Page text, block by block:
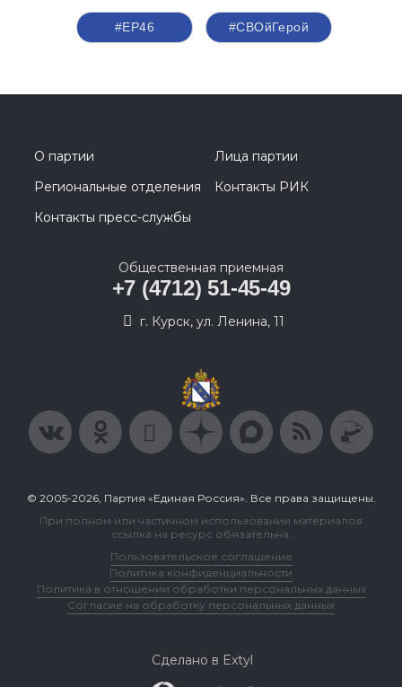
#ЕР46 #СВОйГерой
О партии
Лица партии
Региональные отделения
Контакты РИК
Контакты пресс-службы
Общественная приемная
+7 (4712) 51-45-49
г. Курск, ул. Ленина, 11
© 2005-2026, Партия «Единая Россия». Все права защищены.
При полном или частичном использовании материалов
ссылка на ресурс обязательна.
Пользовательское соглашение
Политика конфиденциальности
Политика в отношении обработки персональных данных
Согласие на обработку персональных данных
Сделано в Extyl